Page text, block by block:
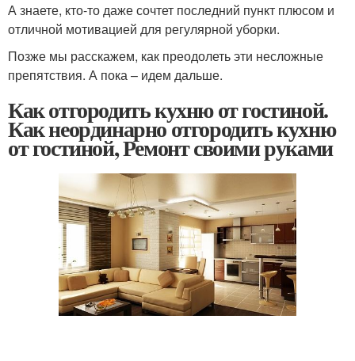
А знаете, кто-то даже сочтет последний пункт плюсом и
отличной мотивацией для регулярной уборки.
Позже мы расскажем, как преодолеть эти несложные
препятствия. А пока – идем дальше.
Как отгородить кухню от гостиной.
Как неординарно отгородить кухню
от гостиной, Ремонт своими руками